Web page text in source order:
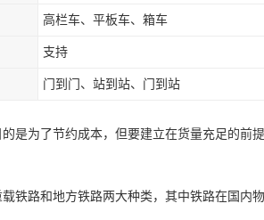
高栏车、平板车、箱车
支持
门到门、站到站、门到站
是为了节约成本，但要建立在货量充足的前
铁路和地方铁路两大种类，其中铁路在国内